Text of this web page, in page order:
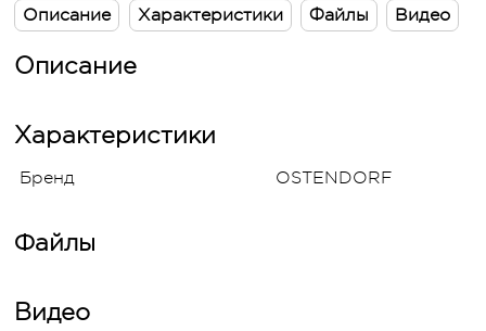
Описание Характеристики Файлы Видео
Описание
Характеристики
Бренд OSTENDORF
Файлы
Видео